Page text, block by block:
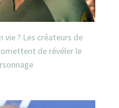
vie ? Les créateurs de
de révéler le